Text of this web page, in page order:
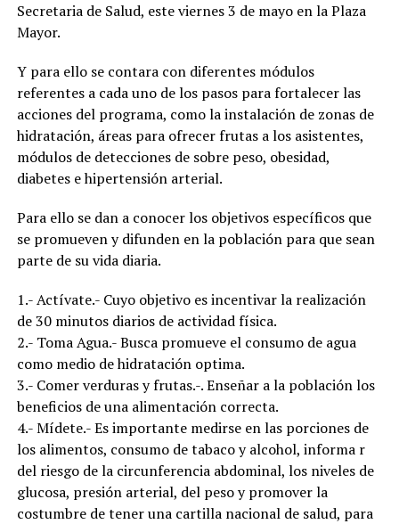
Secretaria de Salud, este viernes 3 de mayo en la Plaza
Mayor.
Y para ello se contara con diferentes módulos
referentes a cada uno de los pasos para fortalecer las
acciones del programa, como la instalación de zonas de
hidratación, áreas para ofrecer frutas a los asistentes,
módulos de detecciones de sobre peso, obesidad,
diabetes e hipertensión arterial.
Para ello se dan a conocer los objetivos específicos que
se promueven y difunden en la población para que sean
parte de su vida diaria.
1.- Actívate.- Cuyo objetivo es incentivar la realización
de 30 minutos diarios de actividad física.
2.- Toma Agua.- Busca promueve el consumo de agua
como medio de hidratación optima.
3.- Comer verduras y frutas.-. Enseñar a la población los
beneficios de una alimentación correcta.
4.- Mídete.- Es importante medirse en las porciones de
los alimentos, consumo de tabaco y alcohol, informa r
del riesgo de la circunferencia abdominal, los niveles de
glucosa, presión arterial, del peso y promover la
costumbre de tener una cartilla nacional de salud, para